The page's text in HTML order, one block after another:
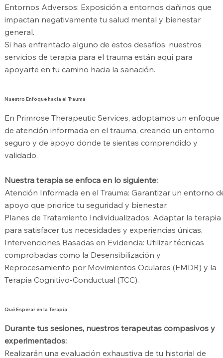
Entornos Adversos: Exposición a entornos dañinos que
impactan negativamente tu salud mental y bienestar
general.
Si has enfrentado alguno de estos desafíos, nuestros
servicios de terapia para el trauma están aquí para
apoyarte en tu camino hacia la sanación.
Nuestro Enfoque hacia el Trauma
En Primrose Therapeutic Services, adoptamos un enfoque
de atención informada en el trauma, creando un entorno
seguro y de apoyo donde te sientas comprendido y
validado.
Nuestra terapia se enfoca en lo siguiente:
Atención Informada en el Trauma: Garantizar un entorno
apoyo que priorice tu seguridad y bienestar.
Planes de Tratamiento Individualizados: Adaptar la terapia
para satisfacer tus necesidades y experiencias únicas.
Intervenciones Basadas en Evidencia: Utilizar técnicas
comprobadas como la Desensibilización y
Reprocesamiento por Movimientos Oculares (EMDR) y la
Terapia Cognitivo-Conductual (TCC).
Qué Esperar en la Terapia
Durante tus sesiones, nuestros terapeutas compasivos y
experimentados:
Realizarán una evaluación exhaustiva de tu historial de